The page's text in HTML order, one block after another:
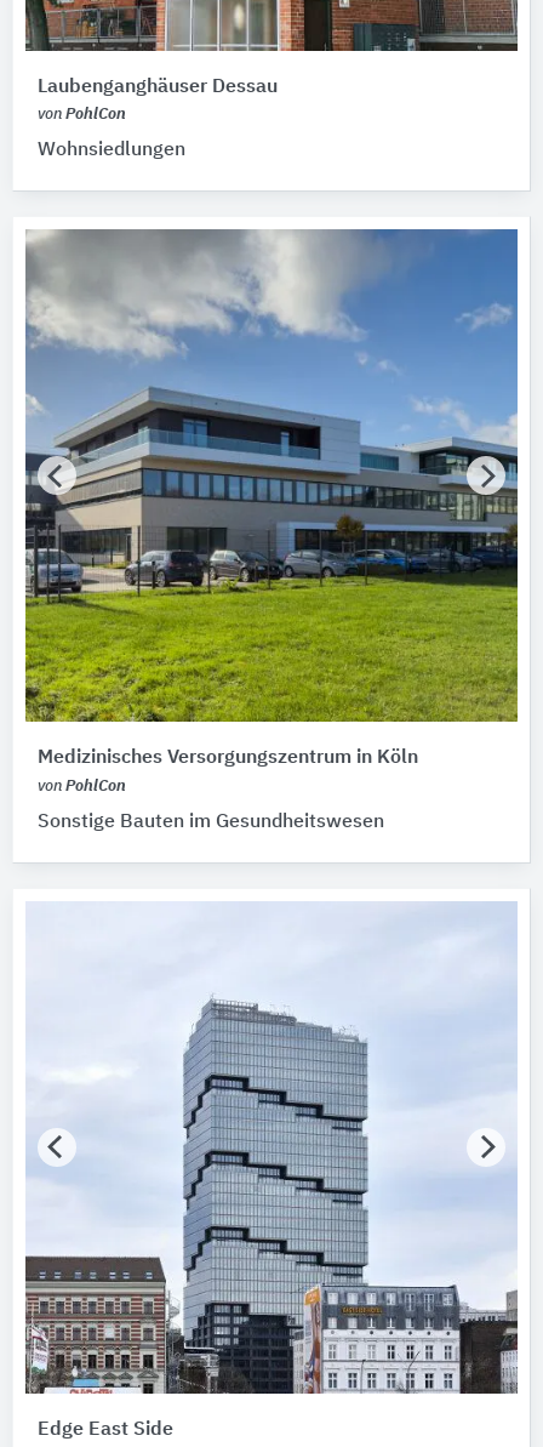
Zertifikat vorhanden
Laubenganghäuser Dessau
von PohlCon
Wohnsiedlungen
Medizinisches Versorgungszentrum in Köln
von PohlCon
Sonstige Bauten im Gesundheitswesen
Edge East Side